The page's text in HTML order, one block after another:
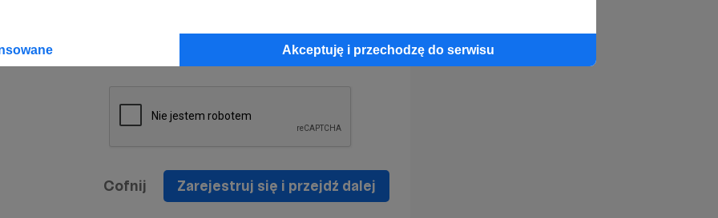
Akceptuję i przechodzę do serwisu
na
informacji handlowych - newslettera. Opcja ta może zostać
Cofnij Zarejestruj się i przejdź dalej